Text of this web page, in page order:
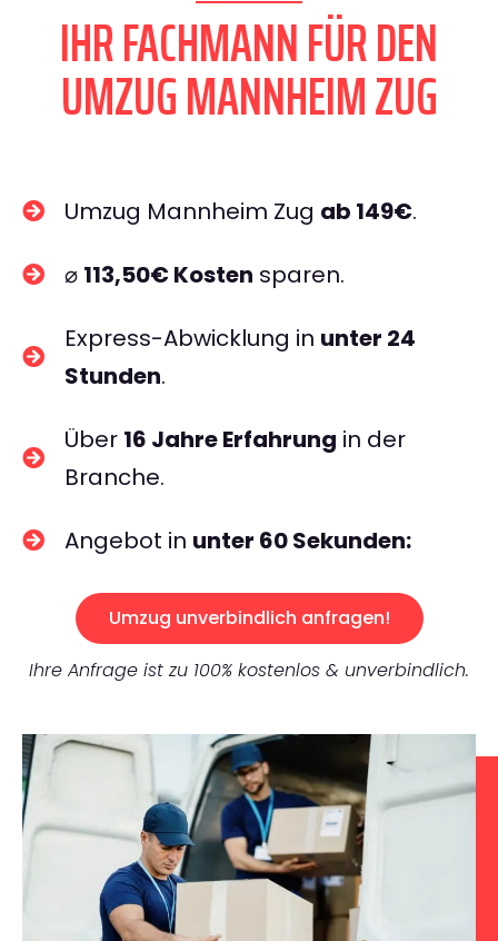
IHR FACHMANN FÜR DEN
UMZUG MANNHEIM ZUG
Umzug Mannheim Zug ab 149€.
⌀ 113,50€ Kosten sparen.
Express-Abwicklung in unter 24
Stunden.
Über 16 Jahre Erfahrung in der
Branche.
Angebot in unter 60 Sekunden:
Umzug unverbindlich anfragen!
Ihre Anfrage ist zu 100% kostenlos & unverbindlich.